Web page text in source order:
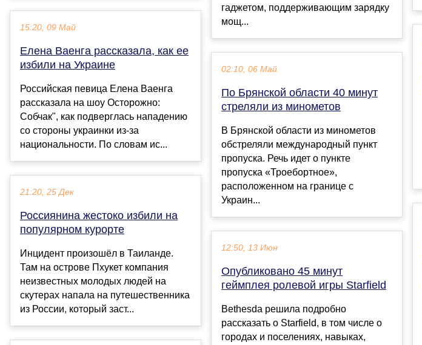
15:20, 09 Май
Елена Ваенга рассказала, как ее
избили на Украине
Российская певица Елена Ваенга
рассказала на шоу Осторожно:
Собчак", как подверглась нападению
со стороны украинки из-за
национальности. По словам ис...
21:20, 25 Дек
Россиянина жестоко избили на
популярном курорте
Инцидент произошёл в Таиланде.
Там на острове Пхукет компания
неизвестных молодых людей на
скутерах напала на путешественника
из России, который заст...
гаджетом, поддерживающим зарядку
мощ...
02:10, 06 Май
По Брянской области 40 минут
стреляли из минометов
В Брянской области из минометов
обстреляли международный пункт
пропуска. Речь идет о пункте
пропуска «Троебортное»,
расположенном на границе с
Украин...
12:50, 13 Июн
Опубликовано 45 минут
геймплея ролевой игры Starfield
Bethesda решила подробно
рассказать о Starfield, в том числе о
городах и поселениях, навыках,